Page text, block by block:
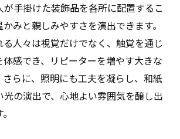
が手掛けた装飾品を各所に配置するこ
みと親しみやすさを演出できます。
る人々は視覚だけでなく、触覚を通じ
感でき、リピーターを増やす大きな
さらに、照明にも工夫を凝らし、和紙
光の演出で、心地よい雰囲気を醸し出